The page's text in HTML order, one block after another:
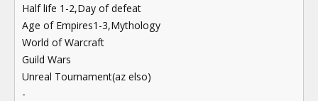
Half life 1-2,Day of defeat
Age of Empires1-3,Mythology
World of Warcraft
Guild Wars
Unreal Tournament(az elso)
-